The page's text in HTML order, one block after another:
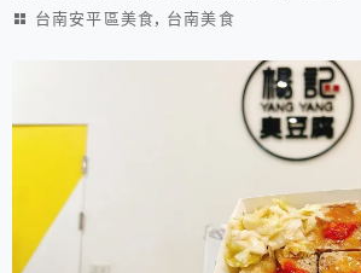
台南安平區美食, 台南美食